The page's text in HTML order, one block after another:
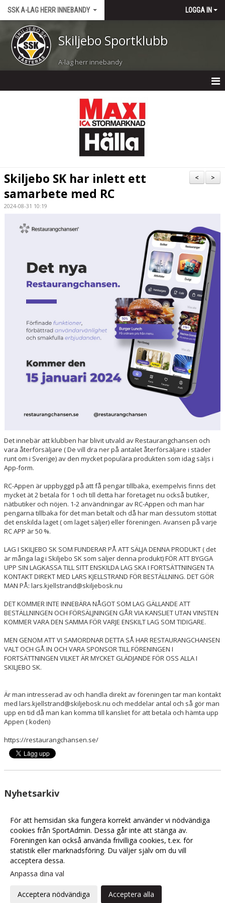
SSK A-LAG HERR INNEBANDY LOGGA IN
Skiljebo Sportklubb
A-lag herr innebandy
TRUPPEN
BILDGALLERI
DOKUMENT
>
<
Skiljebo SK har inlett ett
samarbete med RC
2024-08-31 10:19
Det innebär att klubben har blivit utvald av Restaurangchansen och
vara återförsäljare ( De vill dra ner på antalet återförsäljare i städer
runt om i Sverige) av den mycket populära produkten som idag säljs i
App-form.
RC-Appen är uppbyggd på att få pengar tillbaka, exempelvis finns det
mycket ät 2 betala för 1 och till detta har företaget nu också butiker,
nätbutiker och nöjen. 1-2 användningar av RC-Appen och man har
pengarna tillbaka för det man betalt och då har man dessutom stöttat
det enskilda laget ( om laget säljer) eller föreningen. Avansen på varje
RC APP är 50 %.
LAG I SKILJEBO SK SOM FUNDERAR PÅ ATT SÄLJA DENNA PRODUKT ( det
är många lag i Skiljebo SK som säljer denna produkt) FÖR ATT BYGGA
UPP SIN LAGKASSA TILL SITT ENSKILDA LAG SKA I FORTSÄTTNINGEN TA
KONTAKT DIREKT MED LARS KJELLSTRAND FÖR BESTÄLLNING. DET GÖR
MAN PÅ: lars.kjellstrand@skiljebosk.nu
DET KOMMER INTE INNEBÄRA NÅGOT SOM LAG GÄLLANDE ATT
BESTÄLLNINGEN OCH FÖRSÄLJNINGEN GÅR VIA KANSLIET UTAN VINSTEN
KOMMER VARA DEN SAMMA FÖR VARJE ENSKILT LAG SOM TIDIGARE.
MEN GENOM ATT VI SAMORDNAR DETTA SÅ HAR RESTAURANGCHANSEN
VALT OCH GÅ IN OCH VARA SPONSOR TILL FÖRENINGEN I
FORTSÄTTNINGEN VILKET ÄR MYCKET GLÄDJANDE FÖR OSS ALLA I
SKILJEBO SK.
Är man intresserad av och handla direkt av föreningen tar man kontakt
med lars.kjellstrand@skiljebosk.nu och meddelar antal och så gör man
upp en tid då man kan komma till kansliet för att betala och hämta upp
Appen ( koden)
https://restaurangchansen.se/
Nyhetsarkiv
Restaurangchansen!
Skiljebo SK har inlett ett samarbete med RC
2024-08-31 10:19
2024-01-12 11:46
inställningar
Webbversion
För att hemsidan ska fungera korrekt använder vi nödvändiga
cookies från SportAdmin. Dessa går inte att stänga av.
Föreningen kan också använda frivilliga cookies, t.ex. för
statistik eller marknadsföring. Du väljer själv om du vill
acceptera dessa.
Anpassa dina val
Acceptera nödvändiga Acceptera alla